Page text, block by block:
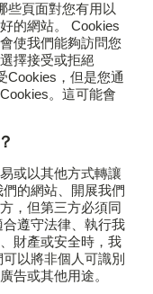
些頁面對您有用以
的網站。 Cookies
使我們能夠訪問您
擇接受或拒絕
Cookies，但是您通
。這可能會
或以其他方式轉讓
的網站、開展我們
，但第三方必須同
遵守法律、執行我
財產或安全時，我
以將非個人可識別
告或其他用途。